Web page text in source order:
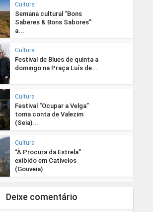
Cultura
Semana cultural “Bons
Saberes & Bons Sabores”
a...
Cultura
Festival de Blues de quinta a
domingo na Praça Luís de...
Cultura
Festival “Ocupar a Velga”
toma conta de Valezim
(Seia)...
Cultura
“À Procura da Estrela”
exibido em Cativelos
(Gouveia)
Deixe comentário